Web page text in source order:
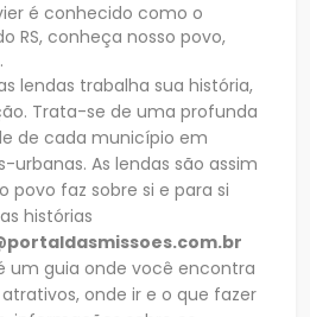
é conhecido como o
RS, conheça nosso povo,
lendas trabalha sua história,
Trata-se de uma profunda
de cada município em
urbanas. As lendas são assim
faz sobre si e para si
histórias
um guia onde você encontra
onde ir e o que fazer